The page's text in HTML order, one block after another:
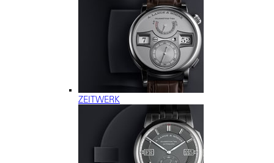
ZEITWERK